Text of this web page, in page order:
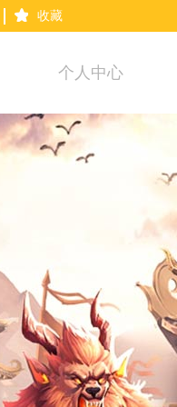
收藏
个人中心